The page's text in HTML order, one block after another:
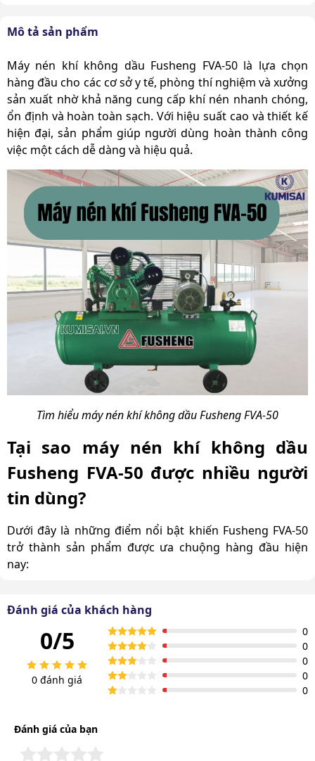
Mô tả sản phẩm
Máy nén khí không dầu Fusheng FVA-50 là lựa chọn
hàng đầu cho các cơ sở y tế, phòng thí nghiệm và xưởng
sản xuất nhờ khả năng cung cấp khí nén nhanh chóng,
ổn định và hoàn toàn sạch. Với hiệu suất cao và thiết kế
hiện đại, sản phẩm giúp người dùng hoàn thành công
việc một cách dễ dàng và hiệu quả.
Tìm hiểu máy nén khí không dầu Fusheng FVA-50
Tại sao máy nén khí không dầu
Fusheng FVA-50 được nhiều người
tin dùng?
Dưới đây là những điểm nổi bật khiến Fusheng FVA-50
trở thành sản phẩm được ưa chuộng hàng đầu hiện
nay:
Fusheng FVA-50 sử dụng động cơ công suất cao 5Hp,
cho lưu lượng khí lên tới 940 lít/phút. Nhờ vậy, máy cung
cấp khí nén hiệu quả, đáp ứng tốt các nhu cầu sử dụng
từ phòng khám nha khoa, bệnh viện đến xưởng sản
xuất quy mô lớn
Đánh giá của khách hàng
0/5
0 đánh giá
0
0
0
0
0
Đánh giá của bạn